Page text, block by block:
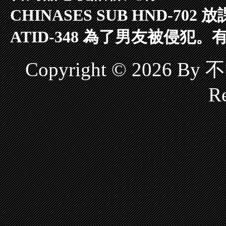
CHINASES SUB HND-702
ATID-348 為了男友被侵犯。
Copyright © 2026 By